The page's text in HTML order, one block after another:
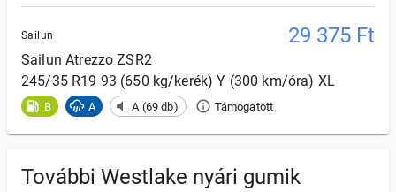
Sailun 29 375 Ft
Sailun Atrezzo ZSR2
245/35 R19 93 (650 kg/kerék) Y (300 km/óra) XL
B A A (69 db) Támogatott
További Westlake nyári gumik